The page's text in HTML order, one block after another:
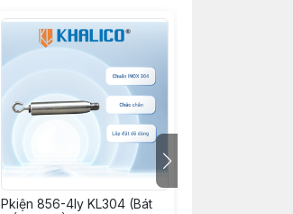
Pkiện 856-4ly KL304 (Bát